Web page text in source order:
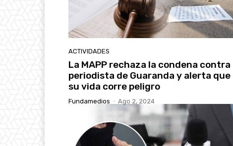
ACTIVIDADES
La MAPP rechaza la condena contra
periodista de Guaranda y alerta que
su vida corre peligro
Fundamedios - Ago 2, 2024